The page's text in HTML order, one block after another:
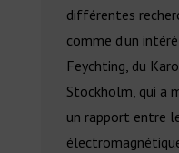
différentes
comme d’un
Feychting, du
Stockholm, qui a
un rapport entre